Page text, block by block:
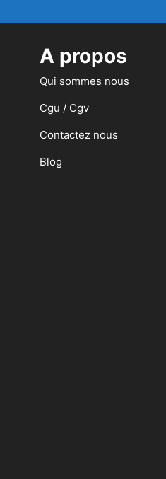
A propos
Qui sommes nous
Cgu / Cgv
Contactez nous
Blog